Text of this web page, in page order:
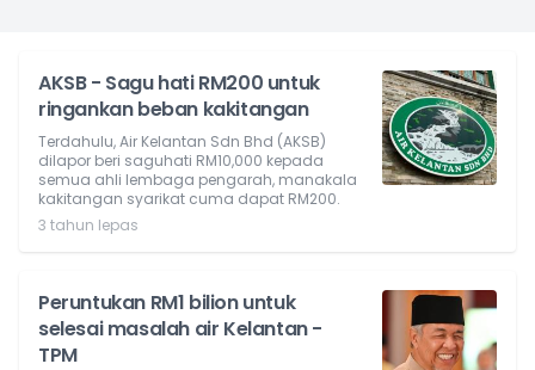
AKSB - Sagu hati RM200 untuk
ringankan beban kakitangan
Terdahulu, Air Kelantan Sdn Bhd (AKSB)
dilapor beri saguhati RM10,000 kepada
semua ahli lembaga pengarah, manakala
kakitangan syarikat cuma dapat RM200.
3 tahun lepas
Peruntukan RM1 bilion untuk
selesai masalah air Kelantan -
TPM